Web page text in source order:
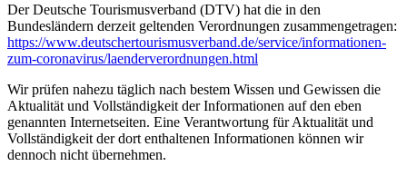
Der Deutsche Tourismusverband (DTV) hat die in den
Bundesländern derzeit geltenden Verordnungen zusammengetragen:
https://www.deutscher­tourismusverband.de/­service/­informationen-
zum-coronavirus/­laenderverordnungen.html
Wir prüfen nahezu täglich nach bestem Wissen und Gewissen die
Aktualität und Vollständigkeit der Informationen auf den eben
genannten Internetseiten. Eine Verantwortung für Aktualität und
Vollständigkeit der dort enthaltenen Informationen können wir
dennoch nicht übernehmen.